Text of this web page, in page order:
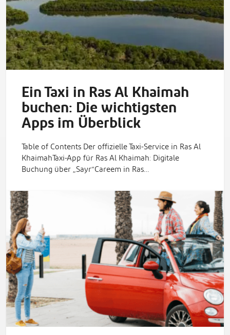
Ein Taxi in Ras Al Khaimah
buchen: Die wichtigsten
Apps im Überblick
Table of Contents Der offizielle Taxi-Service in Ras Al
KhaimahTaxi-App für Ras Al Khaimah: Digitale
Buchung über „Sayr“Careem in Ras…